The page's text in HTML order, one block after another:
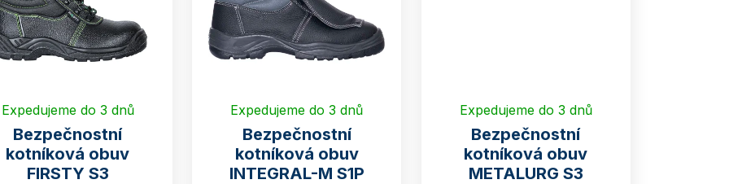
Expedujeme do 3 dnů
Bezpečnostní
kotníková obuv
FIRSTY S3
Expedujeme do 3 dnů
Bezpečnostní
kotníková obuv
INTEGRAL-M S1P
Expedujeme do 3 dnů
Bezpečnostní
kotníková obuv
METALURG S3